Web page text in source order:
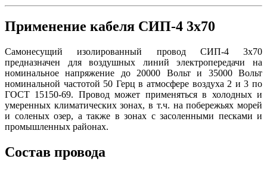
Применение кабеля СИП-4 3х70
Самонесущий изолированный провод СИП-4 3х70
предназначен для воздушных линий электропередачи на
номинальное напряжение до 20000 Вольт и 35000 Вольт
номинальной частотой 50 Герц в атмосфере воздуха 2 и 3 по
ГОСТ 15150-69. Провод может применяться в холодных и
умеренных климатических зонах, в т.ч. на побережьях морей
и соленых озер, а также в зонах с засоленными песками и
промышленных районах.
Состав провода